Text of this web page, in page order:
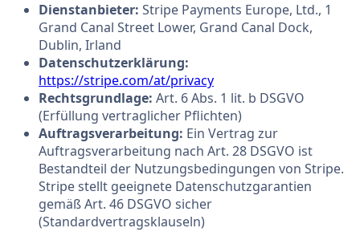
Dienstanbieter: Stripe Payments Europe, Ltd., 1
Grand Canal Street Lower, Grand Canal Dock,
Dublin, Irland
Datenschutzerklärung:
https://stripe.com/at/privacy
Rechtsgrundlage: Art. 6 Abs. 1 lit. b DSGVO
(Erfüllung vertraglicher Pflichten)
Auftragsverarbeitung: Ein Vertrag zur
Auftragsverarbeitung nach Art. 28 DSGVO ist
Bestandteil der Nutzungsbedingungen von Stripe.
Stripe stellt geeignete Datenschutzgarantien
gemäß Art. 46 DSGVO sicher
(Standardvertragsklauseln)